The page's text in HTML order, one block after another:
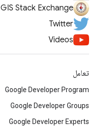
GIS Stack Exchange
Twitter
Videos
تعامل
Google Developer Program
Google Developer Groups
Google Developer Experts